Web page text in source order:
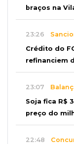
braços na
23:26
Crédito do
refinanciem
23:07
Soja fica R$
preço do
22:48